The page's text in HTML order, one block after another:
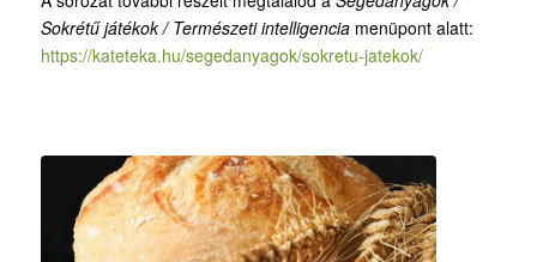
Sokrétű játékok / Természeti intelligenciamenüpont alatt:
https://kateteka.hu/segedanyagok/sokretu-jatekok/